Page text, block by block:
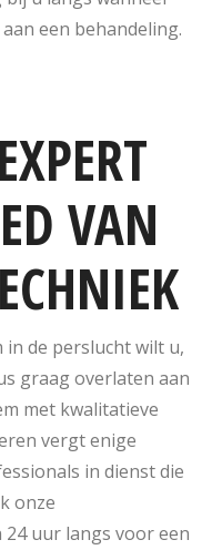
een behandeling.
VAN
in de perslucht wilt u,
graag overlaten aan
met kwalitatieve
vergt enige
in dienst die
onze
uur langs voor een